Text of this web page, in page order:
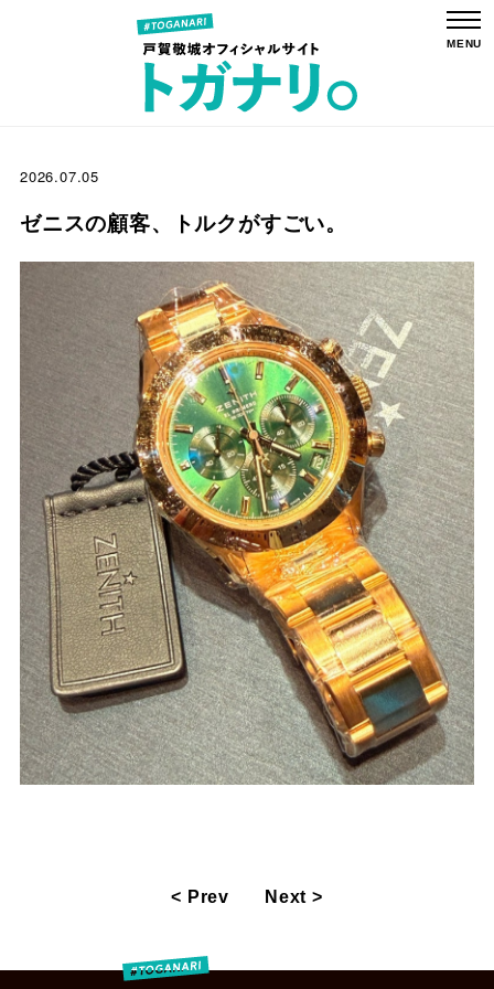
2026.07.05
ゼニスの顧客、トルクがすごい。
< Prev Next >